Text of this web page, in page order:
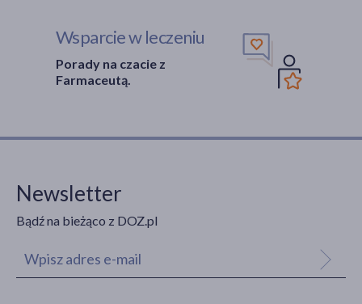
Wsparcie w leczeniu
Porady na czacie z
Farmaceutą.
Newsletter
Bądź na bieżąco z DOZ.pl